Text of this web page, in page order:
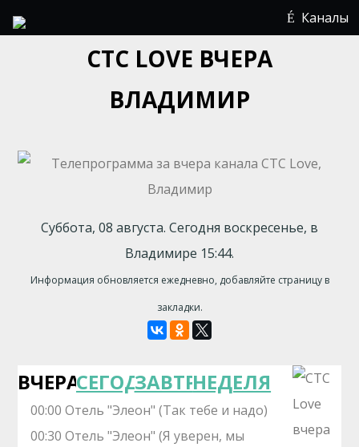
Каналы
СТС LOVE ВЧЕРА
ВЛАДИМИР
Суббота, 08 августа. Сегодня воскресенье, в
Владимире 15:44.
Информация обновляется ежедневно, добавляйте страницу в
закладки.
ВЧЕРАСЕГОДНЯЗАВТРАНЕДЕЛЯ
00:00 Отель "Элеон" (Так тебе и надо)
00:30 Отель "Элеон" (Я уверен, мы